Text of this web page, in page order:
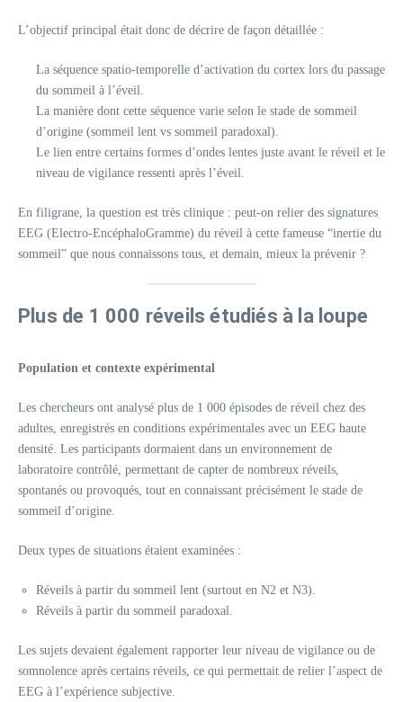
L’objectif principal était donc de décrire de façon détaillée :
La séquence spatio‑temporelle d’activation du cortex lors du passage
du sommeil à l’éveil.
La manière dont cette séquence varie selon le stade de sommeil
d’origine (sommeil lent vs sommeil paradoxal).
Le lien entre certains formes d’ondes lentes juste avant le réveil et le
niveau de vigilance ressenti après l’éveil.
En filigrane, la question est très clinique : peut‑on relier des signatures
EEG (Electro-EncéphaloGramme) du réveil à cette fameuse “inertie du
sommeil” que nous connaissons tous, et demain, mieux la prévenir ?
Plus de 1 000 réveils étudiés à la loupe
Population et contexte expérimental
Les chercheurs ont analysé plus de 1 000 épisodes de réveil chez des
adultes, enregistrés en conditions expérimentales avec un EEG haute
densité. Les participants dormaient dans un environnement de
laboratoire contrôlé, permettant de capter de nombreux réveils,
spontanés ou provoqués, tout en connaissant précisément le stade de
sommeil d’origine.
Deux types de situations étaient examinées :
Réveils à partir du sommeil lent (surtout en N2 et N3).
Réveils à partir du sommeil paradoxal.
Les sujets devaient également rapporter leur niveau de vigilance ou de
somnolence après certains réveils, ce qui permettait de relier l’aspect de
EEG à l’expérience subjective.